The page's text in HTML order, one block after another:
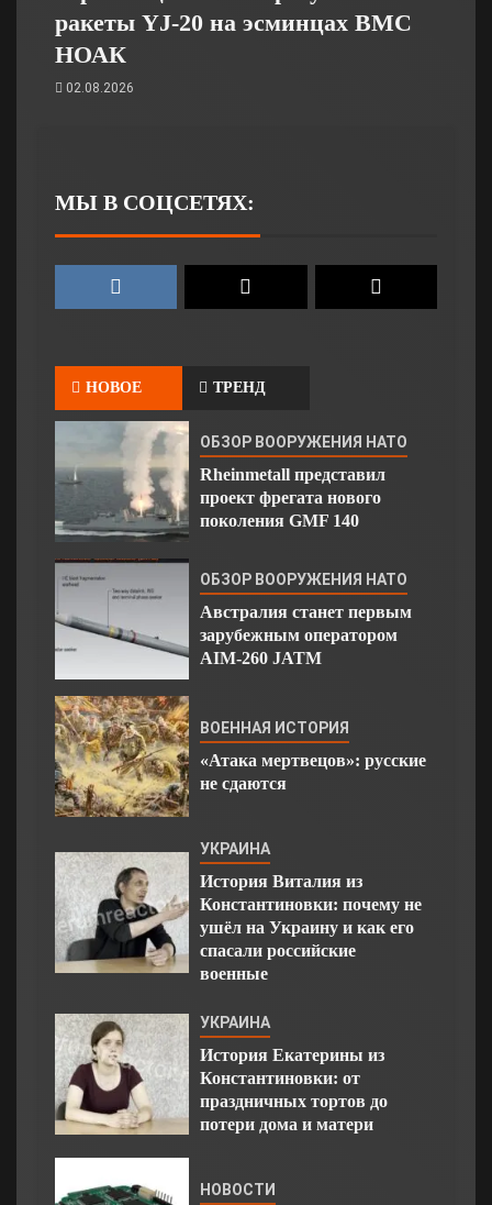
ракеты YJ-20 на эсминцах ВМС
НОАК
02.08.2026
МЫ В СОЦСЕТЯХ:
НОВОЕ ТРЕНД
ОБЗОР ВООРУЖЕНИЯ НАТО
Rheinmetall представил
проект фрегата нового
поколения GMF 140
ОБЗОР ВООРУЖЕНИЯ НАТО
Австралия станет первым
зарубежным оператором
AIM-260 JATM
ВОЕННАЯ ИСТОРИЯ
«Атака мертвецов»: русские
не сдаются
УКРАИНА
История Виталия из
Константиновки: почему не
ушёл на Украину и как его
спасали российские
военные
УКРАИНА
История Екатерины из
Константиновки: от
праздничных тортов до
потери дома и матери
НОВОСТИ